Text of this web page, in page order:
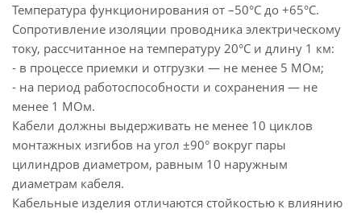
Температура функционирования от –50°С до +65°С.
Сопротивление изоляции проводника электрическому
току, рассчитанное на температуру 20°С и длину 1 км:
- в процессе приемки и отгрузки — не менее 5 МОм;
- на период работоспособности и сохранения — не
менее 1 МОм.
Кабели должны выдерживать не менее 10 циклов
монтажных изгибов на угол ±90° вокруг пары
цилиндров диаметром, равным 10 наружным
диаметрам кабеля.
Кабельные изделия отличаются стойкостью к влиянию